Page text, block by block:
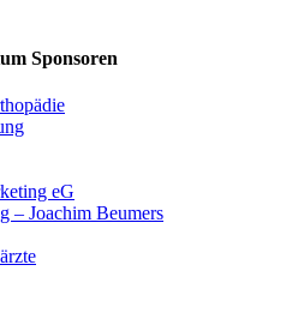
Sponsoren
eG
– Joachim Beumers